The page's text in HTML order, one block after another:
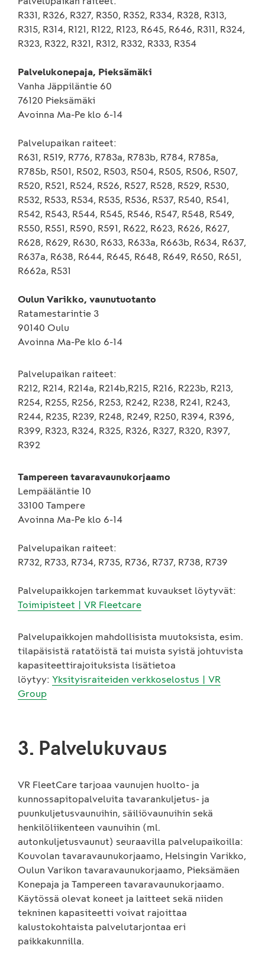
R331, R326, R327, R350, R352, R334, R328, R313,
R315, R314, R121, R122, R123, R645, R646, R311, R324,
R323, R322, R321, R312, R332, R333, R354
Palvelukonepaja, Pieksämäki
Vanha Jäppiläntie 60
76120 Pieksämäki
Avoinna Ma-Pe klo 6-14
Palvelupaikan raiteet:
R631, R519, R776, R783a, R783b, R784, R785a,
R785b, R501, R502, R503, R504, R505, R506, R507,
R520, R521, R524, R526, R527, R528, R529, R530,
R532, R533, R534, R535, R536, R537, R540, R541,
R542, R543, R544, R545, R546, R547, R548, R549,
R550, R551, R590, R591, R622, R623, R626, R627,
R628, R629, R630, R633, R633a, R663b, R634, R637,
R637a, R638, R644, R645, R648, R649, R650, R651,
R662a, R531
Oulun Varikko, vaunutuotanto
Ratamestarintie 3
90140 Oulu
Avoinna Ma-Pe klo 6-14
Palvelupaikan raiteet:
R212, R214, R214a, R214b,R215, R216, R223b, R213,
R254, R255, R256, R253, R242, R238, R241, R243,
R244, R235, R239, R248, R249, R250, R394, R396,
R399, R323, R324, R325, R326, R327, R320, R397,
R392
Tampereen tavaravaunukorjaamo
Lempääläntie 10
33100 Tampere
Avoinna Ma-Pe klo 6-14
Palvelupaikan raiteet:
R732, R733, R734, R735, R736, R737, R738, R739
Palvelupaikkojen tarkemmat kuvaukset löytyvät:
Toimipisteet | VR Fleetcare
Palvelupaikkojen mahdollisista muutoksista, esim.
tilapäisistä ratatöistä tai muista syistä johtuvista
kapasiteettirajoituksista lisätietoa
löytyy: Yksityisraiteiden verkkoselostus | VR
Group
3. Palvelukuvaus
VR FleetCare tarjoaa vaunujen huolto- ja
kunnossapitopalveluita tavarankuljetus- ja
puunkuljetusvaunuihin, säiliövaunuihin sekä
henkilöliikenteen vaunuihin (ml.
autonkuljetusvaunut) seuraavilla palvelupaikoilla:
Kouvolan tavaravaunukorjaamo, Helsingin Varikko,
Oulun Varikon tavaravaunukorjaamo, Pieksämäen
Konepaja ja Tampereen tavaravaunukorjaamo.
Käytössä olevat koneet ja laitteet sekä niiden
tekninen kapasiteetti voivat rajoittaa
kalustokohtaista palvelutarjontaa eri
paikkakunnilla.